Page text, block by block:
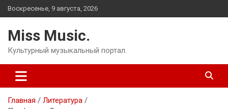
Перейти
к
Воскресенье, 9 августа, 2026
Miss Music.
Культурный музыкальный портал.
Главная
Литература